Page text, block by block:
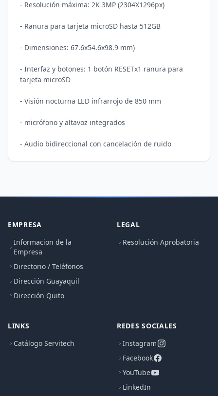
- Resolución máxima: 2K 3MP (2304X1296px)
- Ranura para tarjeta microSD hasta 512GB
- Dimensiones: 67.6x54.6x98.9 mm)
- Interfaz y botones: 1 botón RESETx1 ranura para
tarjeta microSD
- Visión nocturna LED infrarrojo de 850 mm
- micrófono y altavoz integrados
EMPRESA
Informacion de la
Empresa
Directorio / Teléfonos
Dirección Guayaquil
Dirección Quito
LEGAL
Resolución Aprobatoria
LINKS
Catálogo Servitech
REDES SOCIALES
Instagram
Facebook
YouTube
LinkedIn